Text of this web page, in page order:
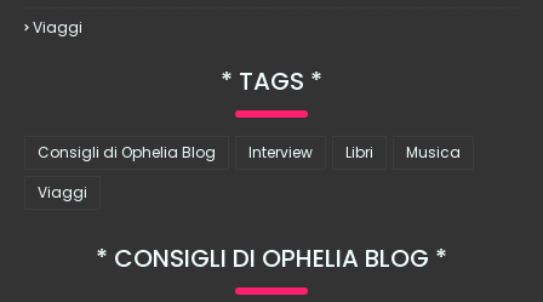
Viaggi
TAGS
Consigli di Ophelia Blog Interview Libri
Musica
Viaggi
CONSIGLI DI OPHELIA BLOG